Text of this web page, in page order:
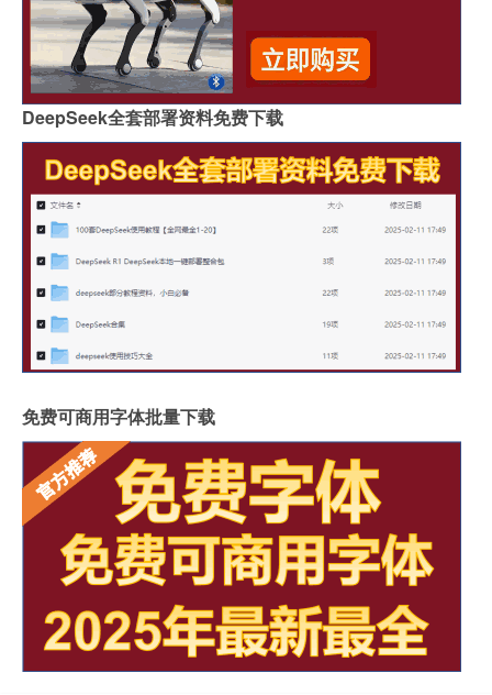
DeepSeek全套部署资料免费下载
免费可商用字体批量下载